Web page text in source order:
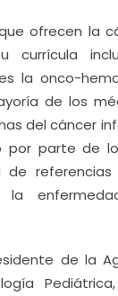
ofrecen la
currícula
la onco-
de los
del cáncer
por parte de
la
de la